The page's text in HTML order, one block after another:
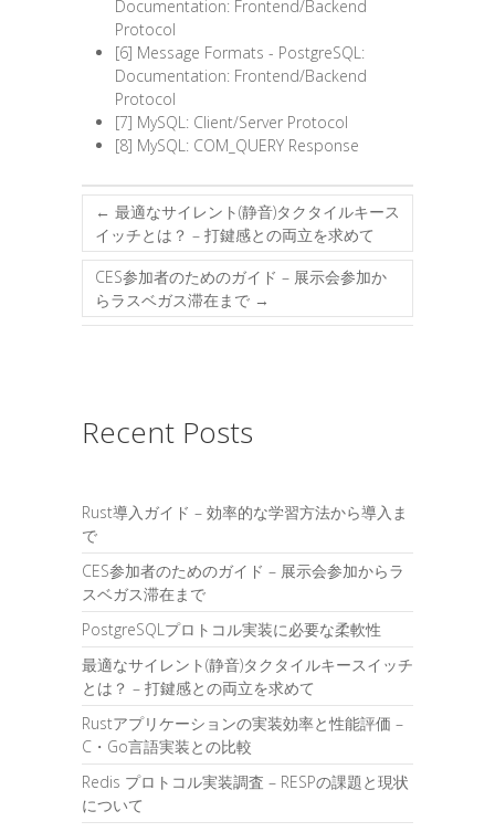
Documentation: Frontend/Backend
Protocol
[6] Message Formats - PostgreSQL:
Documentation: Frontend/Backend
Protocol
[7] MySQL: Client/Server Protocol
[8] MySQL: COM_QUERY Response
← 最適なサイレント(静音)タクタイルキース
イッチとは？ – 打鍵感との両立を求めて
CES参加者のためのガイド – 展示会参加か
らラスベガス滞在まで →
Recent Posts
Rust導入ガイド – 効率的な学習方法から導入ま
で
CES参加者のためのガイド – 展示会参加からラ
スベガス滞在まで
PostgreSQLプロトコル実装に必要な柔軟性
最適なサイレント(静音)タクタイルキースイッチ
とは？ – 打鍵感との両立を求めて
Rustアプリケーションの実装効率と性能評価 –
C・Go言語実装との比較
Redis プロトコル実装調査 – RESPの課題と現状
について